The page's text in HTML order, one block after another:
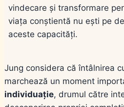
vindecare și transformare
viața conștientă nu ești pe
aceste capacități.
Jung considera că întâlnirea
marchează un moment
individuație, drumul către